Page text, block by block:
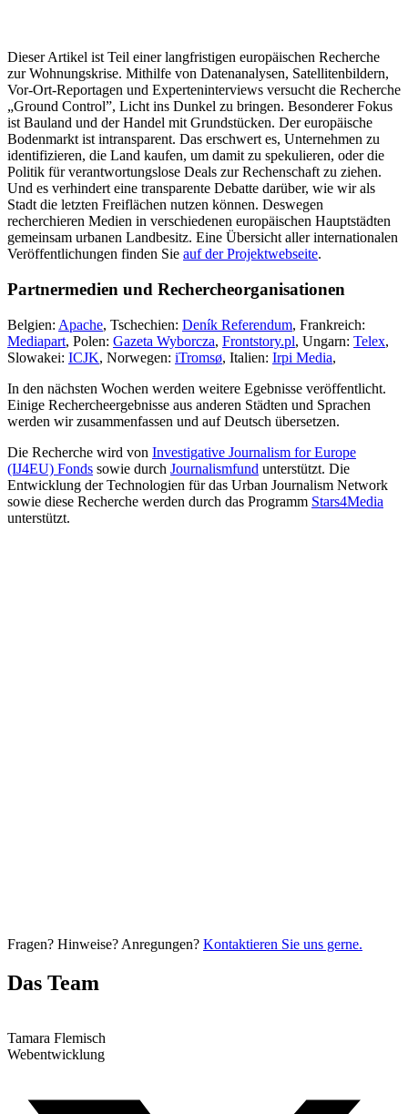
Dieser Artikel ist Teil einer langfristigen europäischen Recherche
zur Wohnungskrise. Mithilfe von Datenanalysen, Satellitenbildern,
Vor-Ort-Reportagen und Experteninterviews versucht die Recherche
„Ground Control”, Licht ins Dunkel zu bringen. Besonderer Fokus
ist Bauland und der Handel mit Grundstücken. Der europäische
Bodenmarkt ist intransparent. Das erschwert es, Unternehmen zu
identifizieren, die Land kaufen, um damit zu spekulieren, oder die
Politik für verantwortungslose Deals zur Rechenschaft zu ziehen.
Und es verhindert eine transparente Debatte darüber, wie wir als
Stadt die letzten Freiflächen nutzen können. Deswegen
recherchieren Medien in verschiedenen europäischen Hauptstädten
gemeinsam urbanen Landbesitz. Eine Übersicht aller internationalen
Veröffentlichungen finden Sie auf der Projektwebseite.
Partnermedien und Rechercheorganisationen
Belgien: Apache, Tschechien: Deník Referendum, Frankreich:
Mediapart, Polen: Gazeta Wyborcza, Frontstory.pl, Ungarn: Telex,
Slowakei: ICJK, Norwegen: iTromsø, Italien: Irpi Media,
In den nächsten Wochen werden weitere Egebnisse veröffentlicht.
Einige Rechercheergebnisse aus anderen Städten und Sprachen
werden wir zusammenfassen und auf Deutsch übersetzen.
Die Recherche wird von Investigative Journalism for Europe
(IJ4EU) Fonds sowie durch Journalismfund unterstützt. Die
Entwicklung der Technologien für das Urban Journalism Network
sowie diese Recherche werden durch das Programm Stars4Media
unterstützt.
Fragen? Hinweise? Anregungen? Kontaktieren Sie uns gerne.
Das Team
Tamara Flemisch
Webentwicklung